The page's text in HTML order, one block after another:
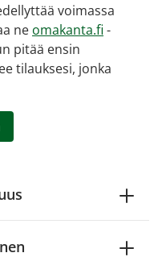
voimassa
ne omakanta.fi -
pitää ensin
tilauksesi, jonka